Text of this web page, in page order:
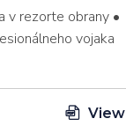
v rezorte obrany •
vojaka
View